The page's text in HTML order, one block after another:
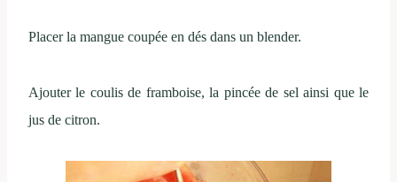
Placer la mangue coupée en dés dans un blender.
Ajouter le coulis de framboise, la pincée de sel ainsi que le
jus de citron.